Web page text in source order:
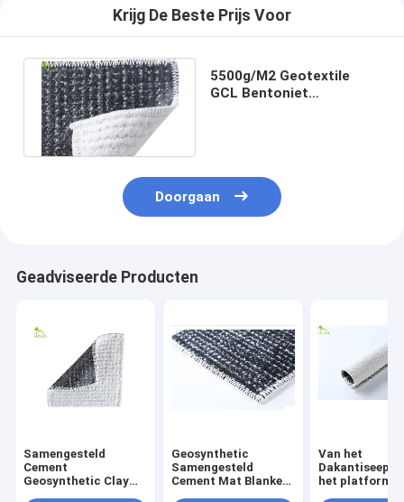
Krijg De Beste Prijs Voor
5500g/M2 Geotextile
GCL Bentoniet
Doorgaan
Geadviseerde Producten
Samengesteld
Cement
Geosynthetic Clay
Geosynthetic
Samengesteld
Cement Mat Blanket
Van het
het